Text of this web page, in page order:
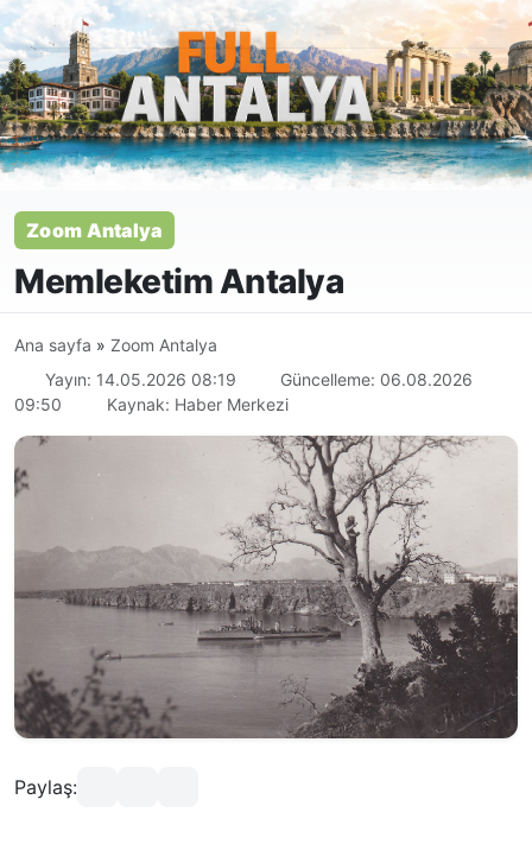
Zoom Antalya
Memleketim Antalya
Ana sayfa » Zoom Antalya
Yayın: 14.05.2026 08:19
Güncelleme: 06.08.2026
09:50
Kaynak: Haber Merkezi
Paylaş: